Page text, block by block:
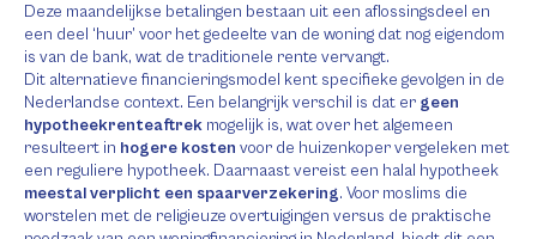
Deze maandelijkse betalingen bestaan uit een aflossingsdeel en
een deel ‘huur’ voor het gedeelte van de woning dat nog eigendom
is van de bank, wat de traditionele rente vervangt.
Dit alternatieve financieringsmodel kent specifieke gevolgen in de
Nederlandse context. Een belangrijk verschil is dat er geen
hypotheekrenteaftrek mogelijk is, wat over het algemeen
resulteert in hogere kosten voor de huizenkoper vergeleken met
een reguliere hypotheek. Daarnaast vereist een halal hypotheek
meestal verplicht een spaarverzekering. Voor moslims die
worstelen met de religieuze overtuigingen versus de praktische